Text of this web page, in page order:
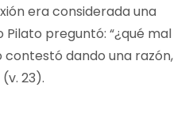
era considerada una
Pilato preguntó: “¿qué mal
contestó dando una razón,
23).